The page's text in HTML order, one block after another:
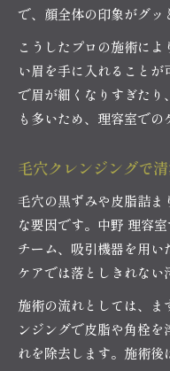
で、顔全体の印象がグッ
こうしたプロの施術に
い眉を手に入れること
で眉が細くなりすぎたり
も多いため、理容室での
毛穴クレンジングで
毛穴の黒ずみや皮脂詰ま
な要因です。中野 理容
チーム、吸引機器を用
ケアでは落としきれない
施術の流れとしては、
ンジングで皮脂や角栓
れを除去します。施術